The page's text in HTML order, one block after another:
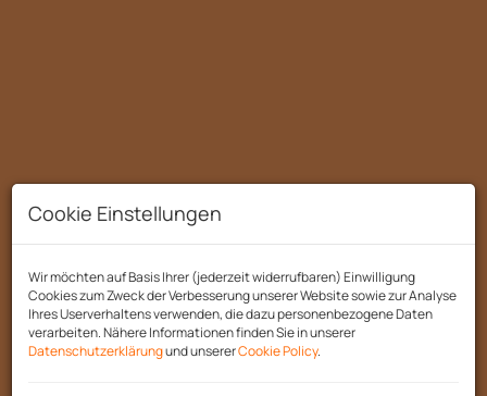
Beschreibung
🏡Moderne Wohnung in Mattighofen –
Cookie Einstellungen
Wir möchten auf Basis Ihrer (jederzeit widerrufbaren) Einwilligung
Cookies zum Zweck der Verbesserung unserer Website sowie zur Analyse
Ihres Userverhaltens verwenden, die dazu personenbezogene Daten
verarbeiten. Nähere Informationen finden Sie in unserer
Datenschutzerklärungund unsererCookie Policy.